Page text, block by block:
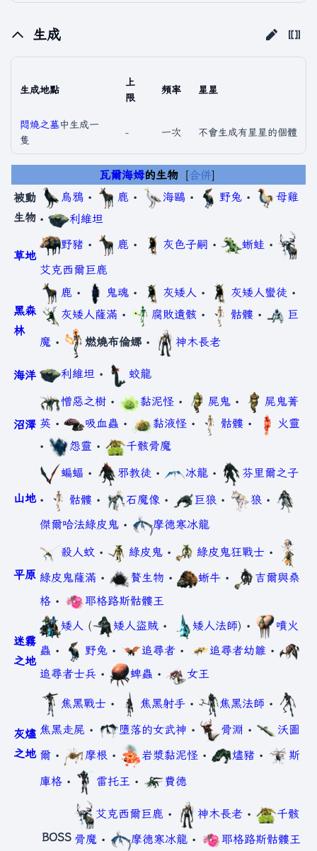
生成
生成地點
上
限
頻率 星星
悶燒之墓中生成一
隻
- 一次 不會生成有星星的個體
瓦爾海姆的生物
合併
被動
生物
烏鴉 • 鹿 • 海鷗 • 野兔 •
母雞
•
利維坦
草地
野豬 • 鹿 • 灰色子嗣 • 蜥蛙 •
艾克西爾巨鹿
黑森
林
鹿 • 鬼魂 • 灰矮人 • 灰矮人蠻徒 •
灰矮人薩滿 • 腐敗遺骸 • 骷髏 • 巨
魔 • 燃燒布倫娜 • 神木長老
海洋 利維坦 • 蛟龍
沼澤
憎惡之樹 • 黏泥怪 • 屍鬼 •
屍鬼菁
英 • 吸血蟲 • 黏液怪 • 骷髏 •
火靈
•
怨靈 • 千骸骨魔
山地
蝙蝠 • 邪教徒 • 冰龍 • 芬里爾之子
• 骷髏 • 石魔像 • 巨狼 • 狼 •
傑爾哈法綠皮鬼 • 摩德寒冰龍
平原
殺人蚊 • 綠皮鬼 • 綠皮鬼狂戰士 •
綠皮鬼薩滿 • 贅生物 • 蜥牛 •
吉爾與桑
格 • 耶格路斯骷髏王
迷霧
之地
矮人 ( 矮人盜賊 • 矮人法師) •
噴火
蟲 • 野兔 • 追尋者 • 追尋者幼雛 •
追尋者士兵 • 蜱蟲 • 女王
灰燼
之地
焦黑戰士 • 焦黑射手 • 焦黑法師 •
焦黑走屍 • 墮落的女武神 • 骨淵 •
沃圖
爾 • 摩根 • 岩漿黏泥怪 • 燼豬 • 斯
庫格 • 雷托王 • 費德
BOSS
艾克西爾巨鹿 • 神木長老 • 千骸
骨魔 • 摩德寒冰龍 •
耶格路斯骷髏王